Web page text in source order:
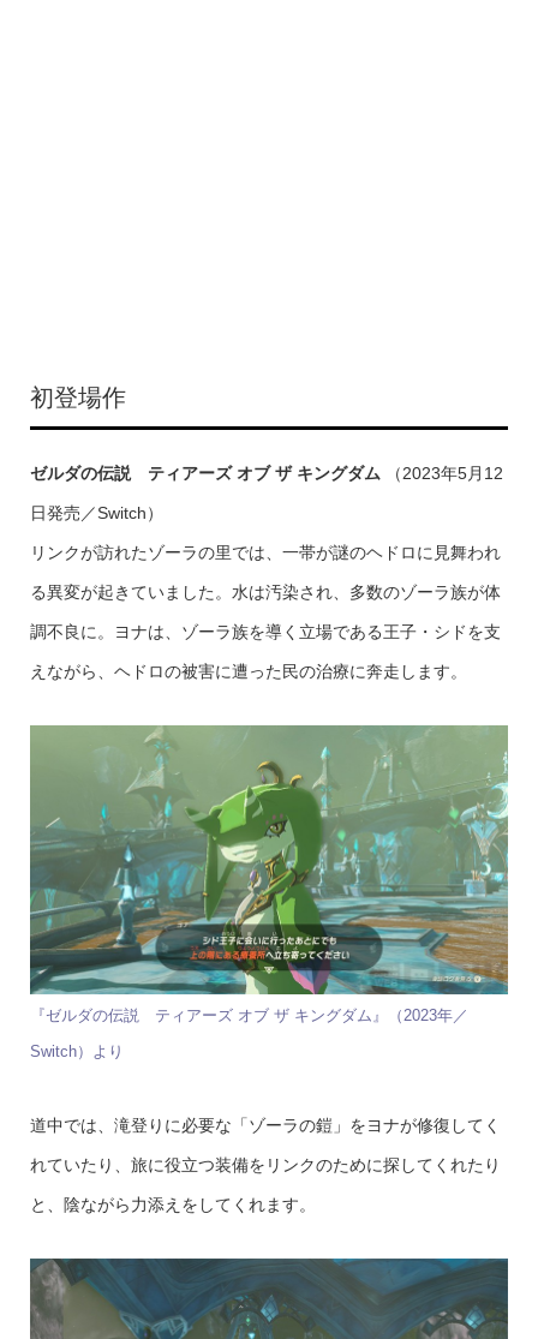
初登場作
ゼルダの伝説 ティアーズ オブ ザ キングダム（2023年5月12
日発売／Switch）
リンクが訪れたゾーラの里では、一帯が謎のヘドロに見舞われ
る異変が起きていました。水は汚染され、多数のゾーラ族が体
調不良に。ヨナは、ゾーラ族を導く立場である王子・シドを支
えながら、ヘドロの被害に遭った民の治療に奔走します。
『ゼルダの伝説 ティアーズ オブ ザ キングダム』（2023年／
Switch）より
道中では、滝登りに必要な「ゾーラの鎧」をヨナが修復してく
れていたり、旅に役立つ装備をリンクのために探してくれたり
と、陰ながら力添えをしてくれます。